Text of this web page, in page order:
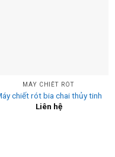
MÁY CHIẾT RÓT
chiết rót bia chai thủy tinh
Liên hệ